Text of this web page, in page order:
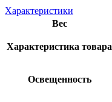
Характеристики
Вес
Характеристика товара
Освещенность